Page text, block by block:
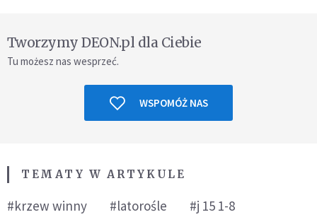
Tworzymy DEON.pl dla Ciebie
Tu możesz nas wesprzeć.
WSPOMÓŻ NAS
TEMATY W ARTYKULE
#krzew winny #latorośle #j 15 1-8